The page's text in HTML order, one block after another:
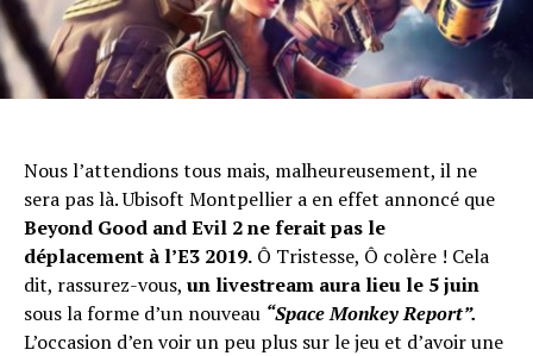
Nous l’attendions tous mais, malheureusement, il ne
sera pas là. Ubisoft Montpellier a en effet annoncé que
Beyond Good and Evil 2 ne ferait pas le
déplacement à l’E3 2019. Ô Tristesse, Ô colère ! Cela
dit, rassurez-vous, un livestream aura lieu le 5 juin
sous la forme d’un nouveau “Space Monkey Report”.
L’occasion d’en voir un peu plus sur le jeu et d’avoir une
Flipboard
Pinterest
Whatsapp
Email